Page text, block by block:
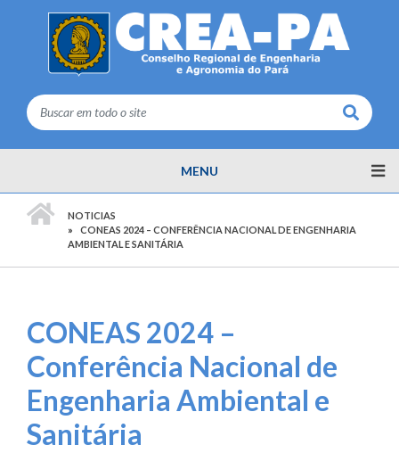
Buscar
MENU
NOTICIAS
CONEAS 2024 – CONFERÊNCIA NACIONAL DE ENGENHARIA
AMBIENTAL E SANITÁRIA
CONEAS 2024 –
Conferência Nacional de
Engenharia Ambiental e
Sanitária